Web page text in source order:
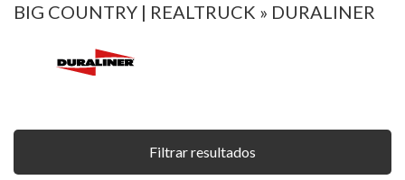
BIG COUNTRY | REALTRUCK » DURALINER
Filtrar resultados